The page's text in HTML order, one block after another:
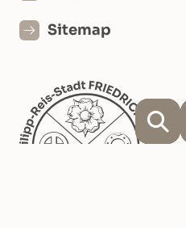
Sitemap